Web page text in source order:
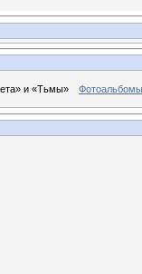
и «Тьмы» Фотоальбомы